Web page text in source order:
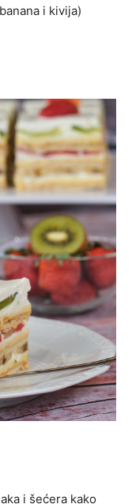
i kivija)
i šećera kako